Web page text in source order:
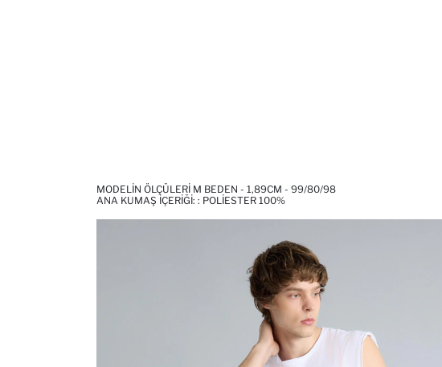
MODELIN ÖLÇÜLERI M BEDEN - 1,89CM - 99/80/98
ANA KUMAŞ İÇERIĞI: : POLIESTER 100%